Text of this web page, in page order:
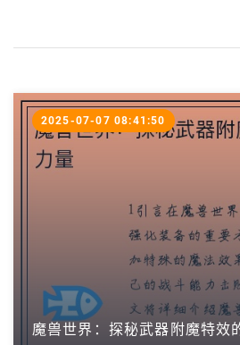
魔兽世界：探秘武器附魔特效
2025-07-07 08:41:50